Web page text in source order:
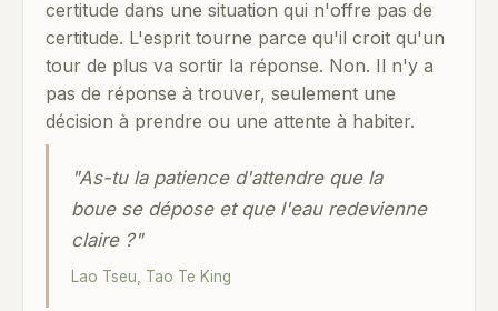
certitude dans une situation qui n'offre pas de
certitude. L'esprit tourne parce qu'il croit qu'un
tour de plus va sortir la réponse. Non. Il n'y a
pas de réponse à trouver, seulement une
décision à prendre ou une attente à habiter.
"As-tu la patience d'attendre que la
boue se dépose et que l'eau redevienne
claire ?"
Lao Tseu, Tao Te King